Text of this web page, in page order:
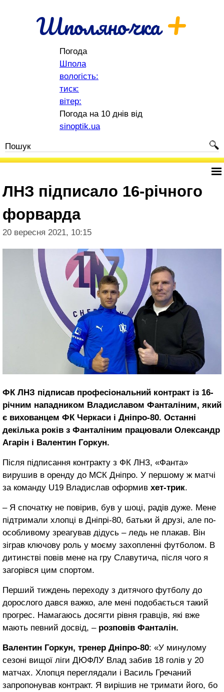
Шполяночка+
Погода
Шпола
вологість:
тиск:
вітер:
Погода на 10 днів від
sinoptik.ua
ЛНЗ підписало 16-річного
форварда
20 вересня 2021, 10:15
ФК ЛНЗ підписав професіональний контракт із 16-
річним нападником Владиславом Фанталіним, який
є вихованцем ФК Черкаси і Дніпро-80. Останні
декілька років з Фанталіним працювали Олександр
Агарін і Валентин Горкун.
Після підписання контракту з ФК ЛНЗ, «Фанта»
вирушив в оренду до МСК Дніпро. У першому ж матчі
за команду U19 Владислав оформив хет-трик.
– Я спочатку не повірив, був у шоці, радів дуже. Мене
підтримали хлопці в Дніпрі-80, батьки й друзі, але по-
особливому зреагував дідусь – ледь не плакав. Він
зіграв ключову роль у моєму захопленні футболом. В
дитинстві повів мене на гру Славутича, після чого я
загорівся цим спортом.
Перший тиждень переходу з дитячого футболу до
дорослого дався важко, але мені подобається такий
прогрес. Намагаюсь досягти рівня гравців, які вже
мають певний досвід, – розповів Фанталін.
Валентин Горкун, тренер Дніпро-80: «У минулому
сезоні вищої ліги ДЮФЛУ Влад забив 18 голів у 20
матчах. Хлопця переглядали і Василь Гречаний
запропонував контракт. Я вирішив не тримати його, бо